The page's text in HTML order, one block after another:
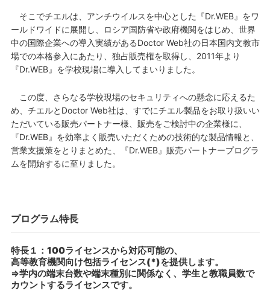
そこでチエルは、アンチウイルスを中心とした『Dr.WEB』をワ
ールドワイドに展開し、ロシア国防省や政府機関をはじめ、世界
中の国際企業への導入実績があるDoctor Web社の日本国内文教市
場での本格参入にあたり、独占販売権を取得し、2011年より
『Dr.WEB』を学校現場に導入してまいりました。
この度、さらなる学校現場のセキュリティへの懸念に応えるた
め、チエルとDoctor Web社は、すでにチエル製品をお取り扱いい
ただいている販売パートナー様、販売をご検討中の企業様に、
『Dr.WEB』を効率よく販売いただくための技術的な製品情報と、
営業支援策をとりまとめた、『Dr.WEB』販売パートナープログラ
ムを開始するに至りました。
プログラム特長
特長１：100ライセンスから対応可能の、
高等教育機関向け包括ライセンス(*)を提供します。
⇒学内の端末台数や端末種別に関係なく、学生と教職員数で
カウントするライセンスです。